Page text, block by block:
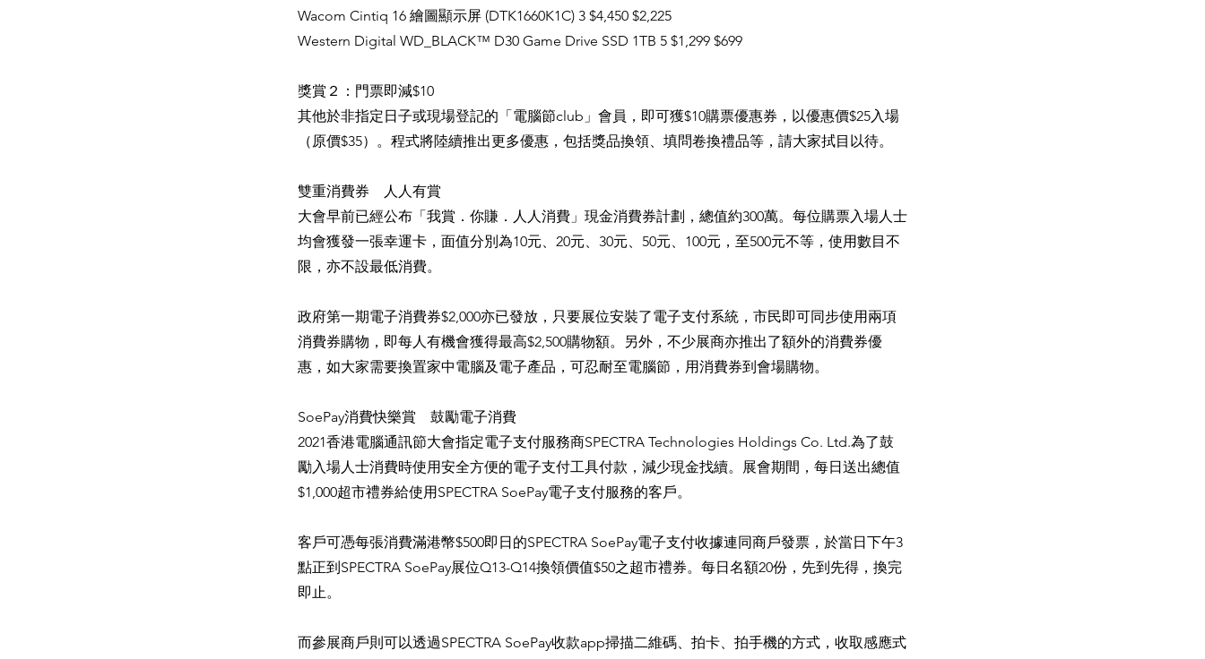
Wacom Cintiq 16 繪圖顯示屏 (DTK1660K1C) 3 $4,450 $2,225
Western Digital WD_BLACK™ D30 Game Drive SSD 1TB 5 $1,299 $699
獎賞２：門票即減$10
其他於非指定日子或現場登記的「電腦節club」會員，即可獲$10購票優惠券，以優惠價$25入場
（原價$35）。程式將陸續推出更多優惠，包括獎品換領、填問卷換禮品等，請大家拭目以待。
雙重消費券 人人有賞
大會早前已經公布「我賞．你賺．人人消費」現金消費券計劃，總值約300萬。每位購票入場人士
均會獲發一張幸運卡，面值分別為10元、20元、30元、50元、100元，至500元不等，使用數目不
限，亦不設最低消費。
政府第一期電子消費券$2,000亦已發放，只要展位安裝了電子支付系統，市民即可同步使用兩項
消費券購物，即每人有機會獲得最高$2,500購物額。另外，不少展商亦推出了額外的消費券優
惠，如大家需要換置家中電腦及電子產品，可忍耐至電腦節，用消費券到會場購物。
SoePay消費快樂賞 鼓勵電子消費
2021香港電腦通訊節大會指定電子支付服務商SPECTRA Technologies Holdings Co. Ltd.為了鼓
勵入場人士消費時使用安全方便的電子支付工具付款，減少現金找續。展會期間，每日送出總值
$1,000超市禮券給使用SPECTRA SoePay電子支付服務的客戶。
客戶可憑每張消費滿港幣$500即日的SPECTRA SoePay電子支付收據連同商戶發票，於當日下午3
點正到SPECTRA SoePay展位Q13-Q14換領價值$50之超市禮券。每日名額20份，先到先得，換完
即止。
而參展商戶則可以透過SPECTRA SoePay收款app掃描二維碼、拍卡、拍手機的方式，收取感應式